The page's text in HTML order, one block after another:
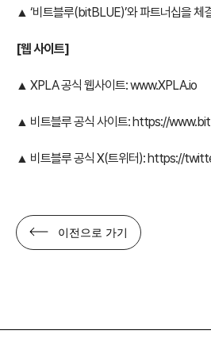
▲ ‘비트블루(bitBLUE)’와 파트너십을 체
[웹 사이트]
▲ XPLA 공식 웹사이트:www.XPLA.io
▲ 비트블루 공식 사이트:https://
▲ 비트블루 공식 X(트위터):https://
이전으로 가기